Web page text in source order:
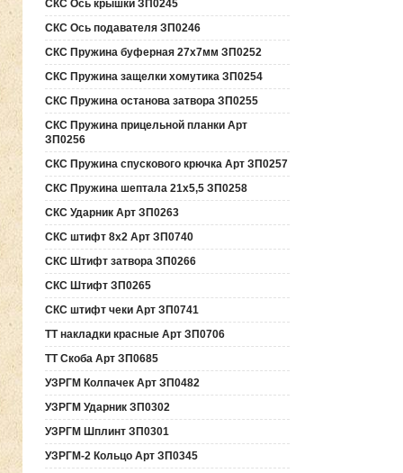
СКС Ось крышки ЗП0245
СКС Ось подавателя ЗП0246
СКС Пружина буферная 27х7мм ЗП0252
СКС Пружина защелки хомутика ЗП0254
СКС Пружина останова затвора ЗП0255
СКС Пружина прицельной планки Арт
ЗП0256
СКС Пружина спускового крючка Арт ЗП0257
СКС Пружина шептала 21х5,5 ЗП0258
СКС Ударник Арт ЗП0263
СКС штифт 8х2 Арт ЗП0740
СКС Штифт затвора ЗП0266
СКС Штифт ЗП0265
СКС штифт чеки Арт ЗП0741
ТТ накладки красные Арт ЗП0706
ТТ Скоба Арт ЗП0685
УЗРГМ Колпачек Арт ЗП0482
УЗРГМ Ударник ЗП0302
УЗРГМ Шплинт ЗП0301
УЗРГМ-2 Кольцо Арт ЗП0345